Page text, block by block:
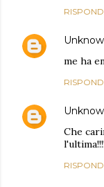
me ha
Che